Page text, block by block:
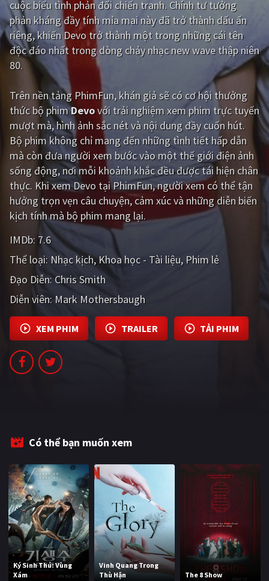
Giật gân Gia đình
Bí ẩn Lịch sử
Viễn Tây
GameShow DramaTV
QUỐC GIA
Âu - Mỹ Trung Quốc - Hồng Kông
Hàn Quốc Nhật Bản
Ấn Độ Việt Nam
Tổng hợp
CẬP NHẬT
PHIM MỚI
PHIM BỘ
PHIM LẺ
PHIM CHIẾU RẠP
TUYỂN TẬP PHIM
cuộc biểu tình phản đối chiến tranh. Chính tư tưởng
phản kháng đầy tính mỉa mai này đã trở thành dấu ấn
riêng, khiến Devo trở thành một trong những cái tên
độc đáo nhất trong dòng chảy nhạc new wave thập niên
80.
Trên nền tảng PhimFun, khán giả sẽ có cơ hội thưởng
thức bộ phimDevovới trải nghiệm xem phim trực tuyến
mượt mà, hình ảnh sắc nét và nội dung đầy cuốn hút.
Bộ phim không chỉ mang đến những tình tiết hấp dẫn
mà còn đưa người xem bước vào một thế giới điện ảnh
sống động, nơi mỗi khoảnh khắc đều được tái hiện chân
thực. Khi xem Devo tại PhimFun, người xem có thể tận
hưởng trọn vẹn câu chuyện, cảm xúc và những diễn biến
kịch tính mà bộ phim mang lại.
IMDb: 7.6
Thể loại: Nhạc kịch Khoa học - Tài liệu Phim lẻ
Đạo Diễn: Chris Smith
Diễn viên: Mark Mothersbaugh
XEM PHIM TRAILER TẢI PHIM
Có thể bạn muốn xem
Ký Sinh Thú: Vùng
Xám
Vinh Quang Trong
Thù Hận
The 8 Show